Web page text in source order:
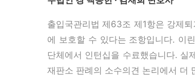
출입국관리법 제63조 제1항은 강제
에 보호할 수 있다는 조항입니다. 이
단체에서 인턴십을 수료했습니다. 실
재판소 판례의 소수의견 논리에서 더